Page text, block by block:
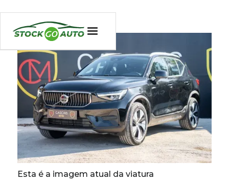
Esta é a imagem atual da viatura